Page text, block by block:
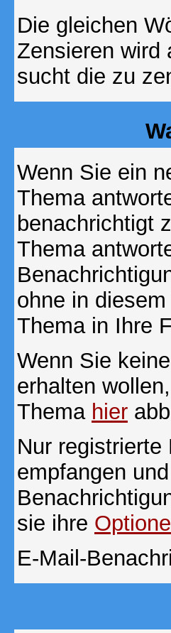
Die gleichen
Zensieren wird
sucht die zu
Wenn Sie ein
Thema
benachrichtigt
Thema
ohne in
Thema in Ihre
Wenn Sie
erhalten
Thema hier
Nur
empfangen
sie ihre
E-Mail-